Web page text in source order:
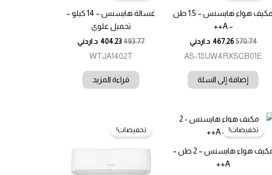
مكيف هواء هايسنس – 1.5 طن
– A++
570.74
467.26 د.اردني
AS-18UW4RXSCB01E
إضافة إلى السلة
غسالة هايسنس – 14 كيلو –
تحميل علوي
493.77
404.23 د.اردني
WTJA1402T
قراءة المزيد
تخفيضات!
مكيف هواء هايسنس – 2 طن –
A++
تخفيضات!